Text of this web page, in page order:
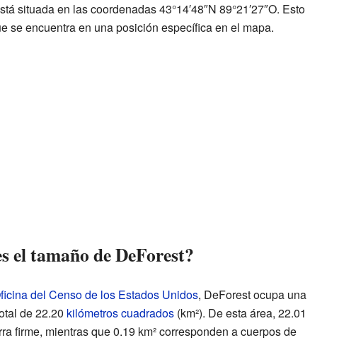
situada en las coordenadas 43°14′48″N 89°21′27″O. Esto
se encuentra en una posición específica en el mapa.
el tamaño de DeForest?
del Censo de los Estados Unidos, DeForest ocupa una
de 22.20 kilómetros cuadrados(km²). De esta área, 22.01
firme, mientras que 0.19 km² corresponden a cuerpos de